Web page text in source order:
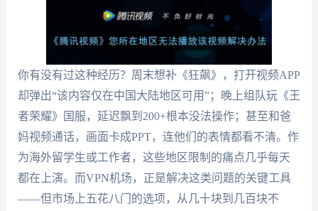
你有没有过这种经历？周末想补《狂飙》，打开视频APP
却弹出“该内容仅在中国大陆地区可用”；晚上组队玩《王
者荣耀》国服，延迟飘到200+根本没法操作；甚至和爸
妈视频通话，画面卡成PPT，连他们的表情都看不清。作
为海外留学生或工作者，这些地区限制的痛点几乎每天
都在上演。而VPN机场，正是解决这类问题的关键工具
——但市场上五花八门的选项，从几十块到几百块不